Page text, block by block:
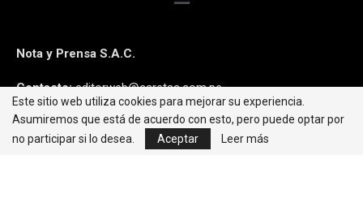
Nota y Prensa S.A.C.
Contacto:editorweb@caretas.com.pe
Síguenos:
Este sitio web utiliza cookies para mejorar su experiencia.
Asumiremos que está de acuerdo con esto, pero puede optar por
no participar si lo desea.
Aceptar Leer más